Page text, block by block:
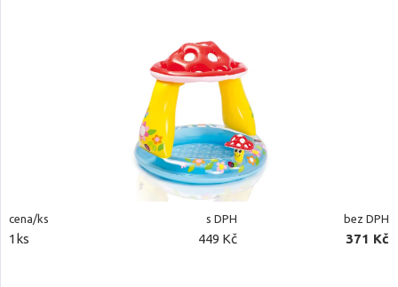
cena/ks s DPH bez DPH
1ks 449 Kč 371 Kč